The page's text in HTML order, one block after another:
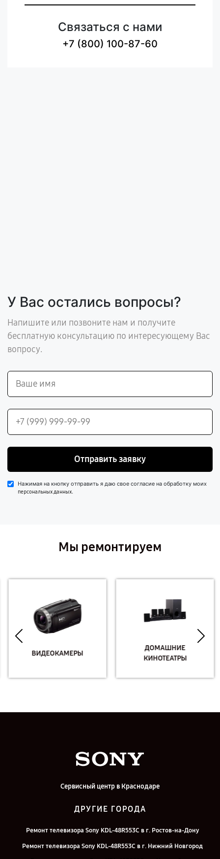
Связаться с нами
+7 (800) 100-87-60
У Вас остались вопросы?
Напишите или позвоните нам и получите
бесплатную консультацию по интересующему Вас
вопросу.
Отправить заявку
Нажимая на кнопку отправить я даю свое согласие на обработку моих
персональных данных.
Мы ремонтируем
ВИДЕОКАМЕРЫ
ДОМАШНИЕ
КИНОТЕАТРЫ
Сервисный центр в Краснодаре
ДРУГИЕ ГОРОДА
Ремонт телевизора Sony KDL-48R553C в г. Ростов-на-Дону
Ремонт телевизора Sony KDL-48R553C в г. Нижний Новгород